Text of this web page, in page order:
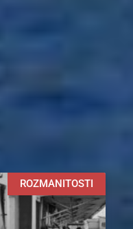
ROZMANITOSTI